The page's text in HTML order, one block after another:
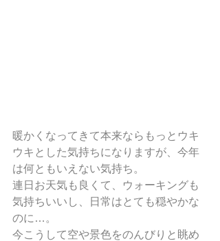
暖かくなってきて本来ならもっとウキ
ウキとした気持ちになりますが、今年
は何ともいえない気持ち。
連日お天気も良くて、ウォーキングも
気持ちいいし、日常はとても穏やかな
のに…。
今こうして空や景色をのんびりと眺め